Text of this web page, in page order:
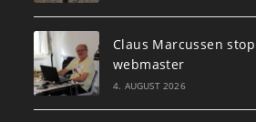
Claus Marcussen
webmaster
4. AUGUST 2026